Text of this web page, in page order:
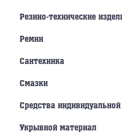
Резино-технические
Ремни
Сантехника
Смазки
Средства
Укрывной материал